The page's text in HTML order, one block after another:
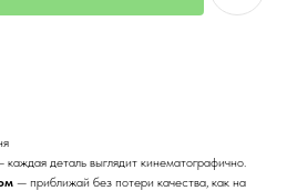
каждая деталь выглядит кинематографично.
— приближай без потери качества, как на